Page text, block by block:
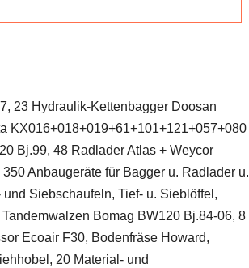
23 Hydraulik-Kettenbagger Doosan
KX016+018+019+61+101+121+057+080
Bj.99, 48 Radlader Atlas + Weycor
Anbaugeräte für Bagger u. Radlader u.
Siebschaufeln, Tief- u. Sieblöffel,
Bomag BW120 Bj.84-06, 8
Ecoair F30, Bodenfräse Howard,
20 Material- und